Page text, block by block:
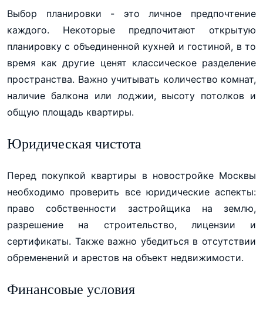
Выбор планировки - это личное предпочтение
каждого. Некоторые предпочитают открытую
планировку с объединенной кухней и гостиной, в то
время как другие ценят классическое разделение
пространства. Важно учитывать количество комнат,
наличие балкона или лоджии, высоту потолков и
общую площадь квартиры.
Юридическая чистота
Перед покупкой квартиры в новостройке Москвы
необходимо проверить все юридические аспекты:
право собственности застройщика на землю,
разрешение на строительство, лицензии и
сертификаты. Также важно убедиться в отсутствии
обременений и арестов на объект недвижимости.
Финансовые условия